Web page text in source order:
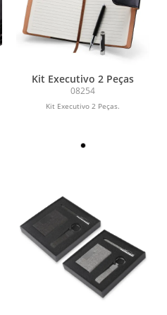
Kit Executivo 2 Peças
08254
Kit Executivo 2 Peças.